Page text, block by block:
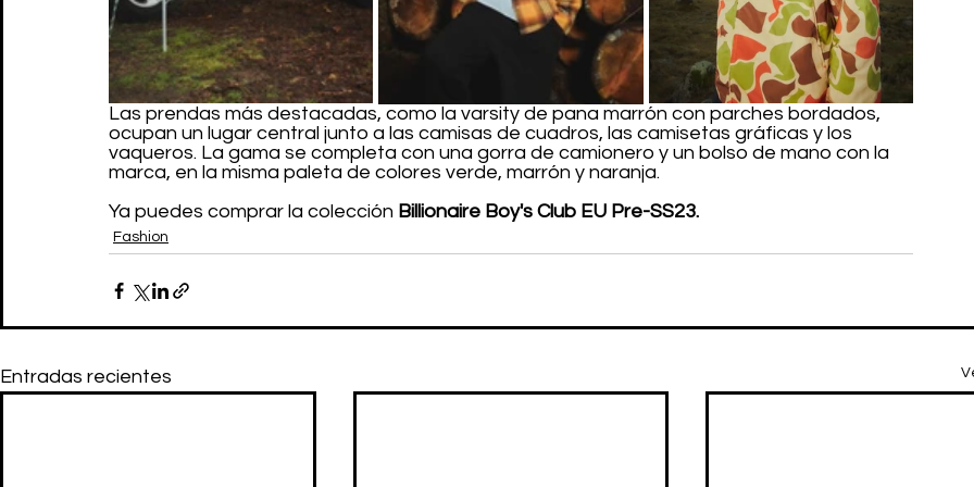
Las prendas más destacadas, como la varsity de pana marrón con parches bordados,
ocupan un lugar central junto a las camisas de cuadros, las camisetas gráficas y los
vaqueros. La gama se completa con una gorra de camionero y un bolso de mano con la
marca, en la misma paleta de colores verde, marrón y naranja.
Ya puedes comprar la colección Billionaire Boy's Club EU Pre-SS23.
Fashion
Entradas recientes